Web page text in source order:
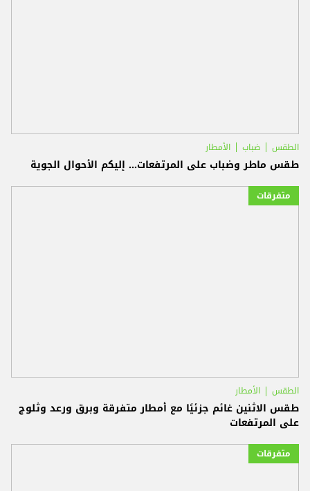
الطقس ضباب الأمطار
طقس ماطر وضباب على المرتفعات... إليكم الأحوال الجوية
متفرقات
الطقس الأمطار
طقس الاثنين غائم جزئيًا مع أمطار متفرقة وبرق ورعد وثلوج
على المرتفعات
متفرقات